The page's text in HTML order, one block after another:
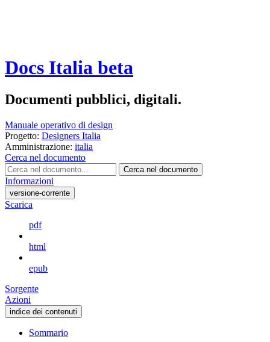
Docs Italia beta
Documenti pubblici, digitali.
Manuale operativo di design
Progetto: Designers Italia
Amministrazione: italia
Cerca nel documento
Cerca nel documento
Informazioni
versione-corrente
Scarica
pdf
html
epub
Sorgente
Azioni
indice dei contenuti
Sommario